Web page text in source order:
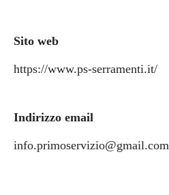
Sito web
https://www.ps-serramenti.it/
Indirizzo email
info.primoservizio@gmail.com